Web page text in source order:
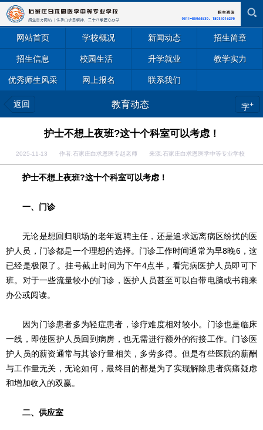
网站首页 学校概况 新闻动态 招生简章
招生信息 校园生活 升学就业 教学实力
优秀师生风采 网上报名 联系我们
返回 教育动态 字+
护士不想上夜班?这十个科室可以考虑！
2025-11-13 作者:石家庄白求恩医专赵老师 来源:石家庄白求恩医学中等专业学校
护士不想上夜班?这十个科室可以考虑！
一、门诊
无论是想回归职场的老年返聘主任，还是追求远离病区纷扰的医
护人员，门诊都是一个理想的选择。门诊工作时间通常为早8晚6，这
已经是极限了。挂号截止时间为下午4点半，看完病医护人员即可下
班。对于一些流量较小的门诊，医护人员甚至可以自带电脑或书籍来
办公或阅读。
因为门诊患者多为轻症患者，诊疗难度相对较小。门诊也是临床
一线，即使医护人员回到病房，也无需进行额外的衔接工作。门诊医
护人员的薪资通常与其诊疗量相关，多劳多得。但是有些医院的薪酬
与工作量无关，无论如何，最终目的都是为了实现解除患者病痛疑虑
和增加收入的双赢。
二、供应室